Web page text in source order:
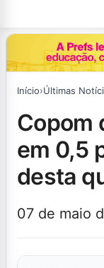
Início›Últimas
copom deve elevar selic
em 0,5
desta
07 de maio